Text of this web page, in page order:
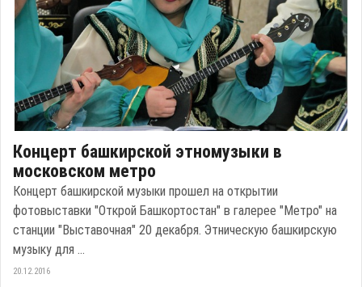
Концерт башкирской этномузыки в
московском метро
Концерт башкирской музыки прошел на открытии
фотовыставки "Открой Башкортостан" в галерее "Метро" на
станции "Выставочная" 20 декабря. Этническую башкирскую
музыку для ...
20.12.2016